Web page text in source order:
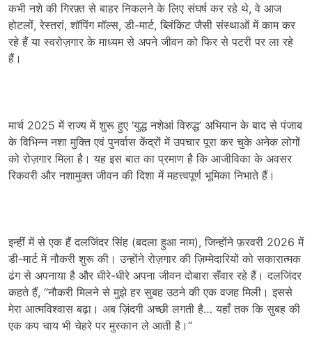
कभी नशे की गिरफ़्त से बाहर निकलने के लिए संघर्ष कर रहे थे, वे आज
होटलों, रेस्तरां, शॉपिंग मॉल्स, डी-मार्ट, ब्लिंकिट जैसी संस्थाओं में काम कर
रहे हैं या स्वरोज़गार के माध्यम से अपने जीवन को फिर से पटरी पर ला रहे
हैं।
मार्च 2025 में राज्य में शुरू हुए ‘युद्ध नशेआं विरुद्ध’ अभियान के बाद से पंजाब
के विभिन्न नशा मुक्ति एवं पुनर्वास केंद्रों में उपचार पूरा कर चुके अनेक लोगों
को रोज़गार मिला है। यह इस बात का प्रमाण है कि आजीविका के अवसर
रिकवरी और नशामुक्त जीवन की दिशा में महत्त्वपूर्ण भूमिका निभाते हैं।
इन्हीं में से एक हैं दलजिंदर सिंह (बदला हुआ नाम), जिन्होंने फ़रवरी 2026 में
डी-मार्ट में नौकरी शुरू की। उन्होंने रोज़गार की ज़िम्मेदारियों को सकारात्मक
ढंग से अपनाया है और धीरे-धीरे अपना जीवन दोबारा सँवार रहे हैं। दलजिंदर
कहते हैं, “नौकरी मिलने से मुझे हर सुबह उठने की एक वजह मिली। इससे
मेरा आत्मविश्वास बढ़ा। अब ज़िंदगी अच्छी लगती है… यहाँ तक कि सुबह की
एक कप चाय भी चेहरे पर मुस्कान ले आती है।”